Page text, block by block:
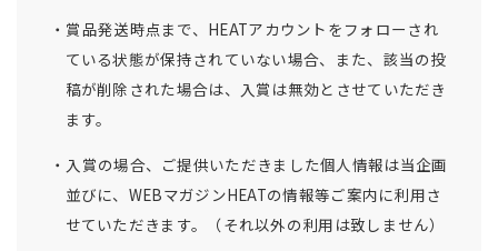
賞品発送時点まで、HEATアカウントをフォローされ
ている状態が保持されていない場合、また、該当の投
稿が削除された場合は、入賞は無効とさせていただき
ます。
入賞の場合、ご提供いただきました個人情報は当企画
並びに、WEBマガジンHEATの情報等ご案内に利用さ
せていただきます。（それ以外の利用は致しません）